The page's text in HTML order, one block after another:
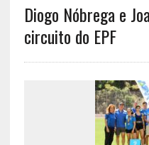
Diogo Nóbrega e
circuito do EPF